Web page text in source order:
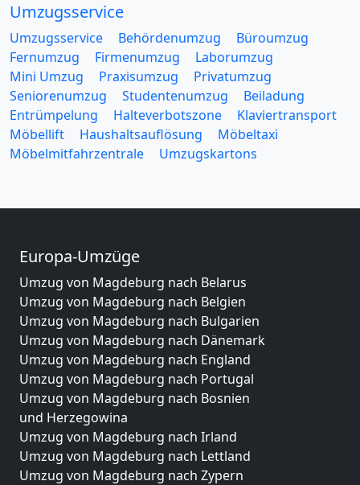
Umzugsservice
Umzugsservice Behördenumzug
Büroumzug
Fernumzug
Firmenumzug
Laborumzug
Mini Umzug
Praxisumzug
Privatumzug
Seniorenumzug
Studentenumzug
Beiladung
Entrümpelung
Halteverbotszone
Klaviertransport
Möbellift
Haushaltsauflösung
Möbeltaxi
Möbelmitfahrzentrale
Umzugskartons
Europa-Umzüge
Umzug von Magdeburg nach Belarus
Umzug von Magdeburg nach Belgien
Umzug von Magdeburg nach Bulgarien
Umzug von Magdeburg nach Dänemark
Umzug von Magdeburg nach England
Umzug von Magdeburg nach Portugal
Umzug von Magdeburg nach Bosnien
und Herzegowina
Umzug von Magdeburg nach Irland
Umzug von Magdeburg nach Lettland
Umzug von Magdeburg nach Zypern